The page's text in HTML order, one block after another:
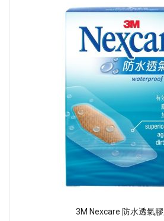
3M Nexcare 防水透氣